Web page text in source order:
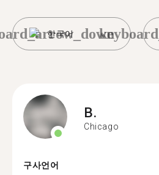
한국어
B.
Chicago
구사언어